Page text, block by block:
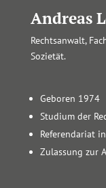
Andreas
Rechtsanwalt,
Sozietät.
Geboren 1974
Studium der
Referendariat
Zulassung zur